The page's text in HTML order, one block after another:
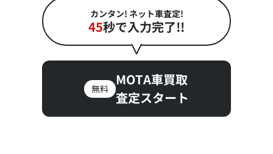
カンタン! ネット車査定!
45秒で入力完了!!
無料
MOTA車買取
査定スタート